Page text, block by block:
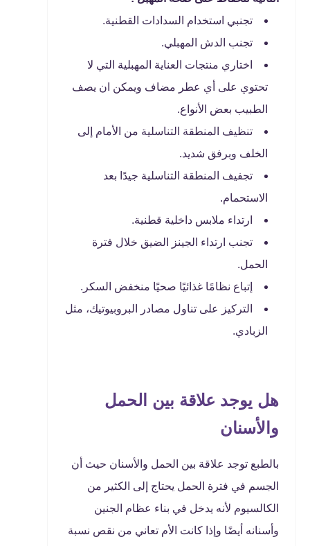
تجنبي استخدام السدادات القطنية.
تجنب الدش المهبلي.
اختاري منتجات العناية المهبلية التي لا
تحتوي على أي عطر مضاف ويمكن ان يصف
الطبيب بعض الأنواع.
تنظيف المنطقة التناسلية من الأمام إلى
الخلف وبرفق شديد.
تجفيف المنطقة التناسلية جيدًا بعد
الاستحمام.
ارتداء ملابس داخلية قطنية.
تجنب ارتداء الجينز الضيق خلال فترة
الحمل.
إتباع نظامًا غذائيًا صحيًا منخفض السكر.
التركيز على تناول مصادر البروبيوتيك، مثل
الزبادي.
هل يوجد علاقة بين الحمل
والأسنان
بالطبع توجد علاقة بين الحمل والأسنان حيث أن
الجسم في فترة الحمل يحتاج إلى الكثير من
الكالسيوم لأنه يدخل في بناء عظام الجنين
وأسنانه أيضًا وإذا كانت الأم تعاني من نقص نسبة